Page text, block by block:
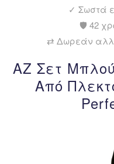
✓ Σωστά
🛡️ 42
⇄ Δωρεάν
AZ Σετ
Από